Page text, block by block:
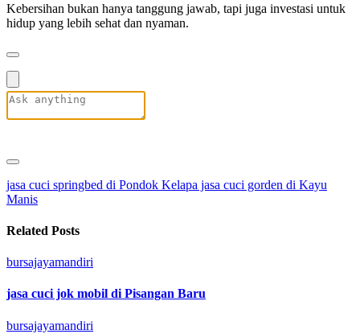
Kebersihan bukan hanya tanggung jawab, tapi juga investasi untuk
hidup yang lebih sehat dan nyaman.
jasa cuci springbed di Pondok Kelapa jasa cuci gorden di Kayu
Manis
Related Posts
bursajayamandiri
jasa cuci jok mobil di Pisangan Baru
bursajayamandiri